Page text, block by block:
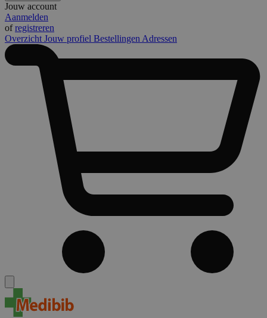
Jouw account
Aanmelden
ofregistreren
Overzicht Jouw profiel Bestellingen Adressen